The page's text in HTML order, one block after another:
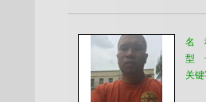
名
型
关